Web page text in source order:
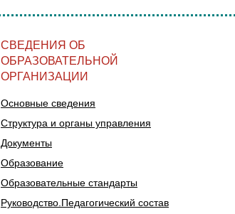
СВЕДЕНИЯ ОБ
ОБРАЗОВАТЕЛЬНОЙ
ОРГАНИЗАЦИИ
Основные сведения
Структура и органы управления
Документы
Образование
Образовательные стандарты
Руководство.Педагогический состав